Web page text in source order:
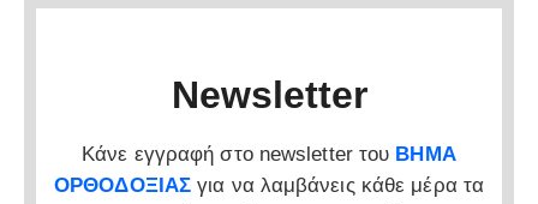
Newsletter
Κάνε εγγραφή στο newsletter του ΒΗΜΑ
ΟΡΘΟΔΟΞΙΑΣ για να λαμβάνεις κάθε μέρα τα